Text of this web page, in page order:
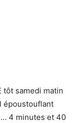
tôt samedi matin
époustouflant
… 4 minutes et 40